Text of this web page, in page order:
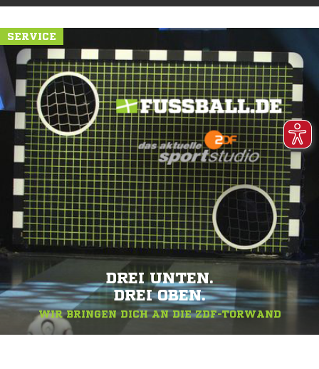
SERVICE
DREI UNTEN.
DREI OBEN.
WIR BRINGEN DICH AN DIE ZDF-TORWAND